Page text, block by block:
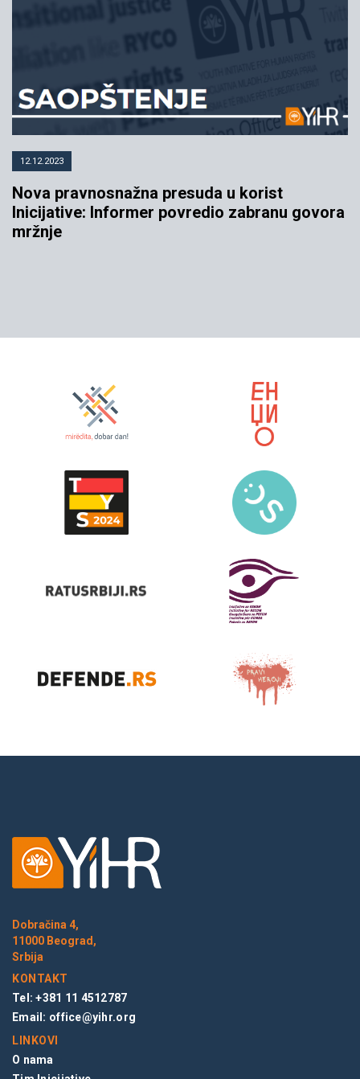
12.12.2023
Nova pravnosnažna presuda u korist
Inicijative: Informer povredio zabranu govora
mržnje
Dobračina 4,
11000 Beograd,
Srbija
KONTAKT
Tel: +381 11 4512787
Email: office@yihr.org
LINKOVI
O nama